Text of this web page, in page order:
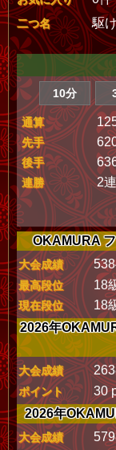
二つ名 駆
10分
通算
先手
後手
連勝 2
OKAMURA
大会成績
最高段位 18
現在段位
18
2026年
大会成績
ポイント
30
2026年
大会成績